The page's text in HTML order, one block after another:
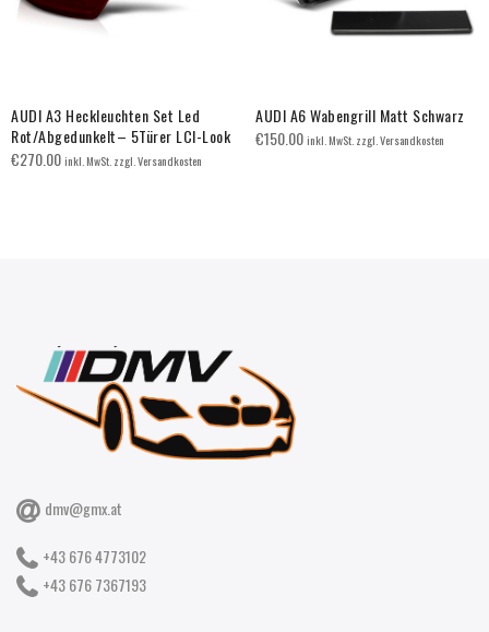
AUDI A3 Heckleuchten Set Led
Rot/Abgedunkelt– 5Türer LCI-Look
€270.00inkl. MwSt. zzgl. Versandkosten
AUDI A6 Wabengrill Matt Schwarz
€150.00inkl. MwSt. zzgl. Versandkosten
dmv@gmx.at
+43 676 4773102
+43 676 7367193